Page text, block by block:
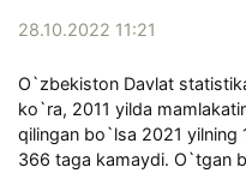
28.10.2022 11:21
O`zbekiston Davlat
ko`ra, 2011 yilda
qilingan bo`lsa 2021 yilning
366 taga kamaydi. O`tgan